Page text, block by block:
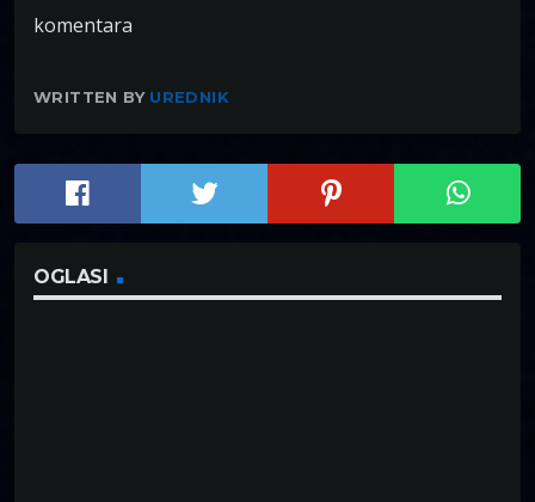
komentara
WRITTEN BY UREDNIK
OGLASI